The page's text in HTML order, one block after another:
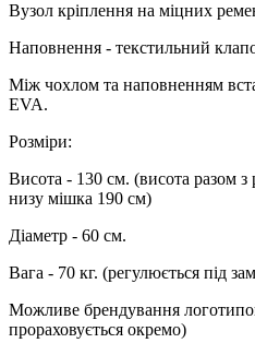
Вузол кріплення на міцних
Наповнення - текстильний
Між чохлом та наповненням
EVA.
Розміри:
Висота - 130 см. (висота разом з
низу мішка 190 см)
Діаметр - 60 см.
Вага - 70 кг. (регулюється під
Можливе брендування
прораховується окремо)